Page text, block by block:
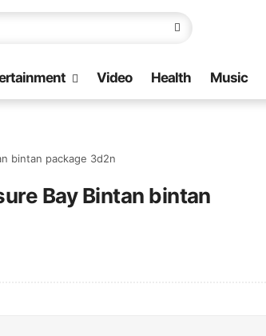
Video Health Music
bintan package 3d2n
Bay Bintan bintan